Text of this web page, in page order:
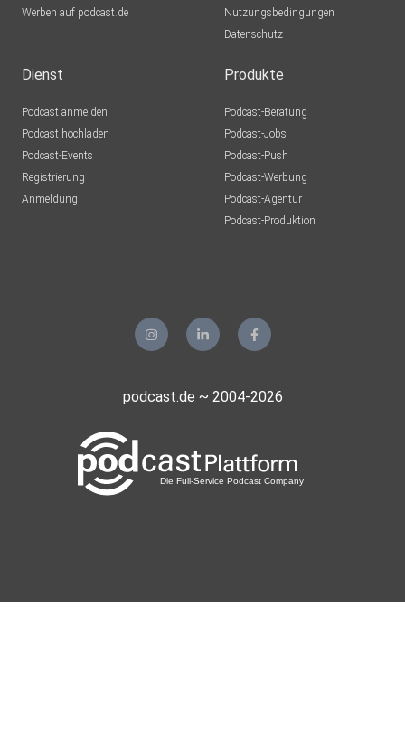
Werben auf podcast.de
Nutzungsbedingungen
Datenschutz
Dienst
Podcast anmelden
Podcast hochladen
Podcast-Events
Registrierung
Anmeldung
Produkte
Podcast-Beratung
Podcast-Jobs
Podcast-Push
Podcast-Werbung
Podcast-Agentur
Podcast-Produktion
podcast.de ~ 2004-2026